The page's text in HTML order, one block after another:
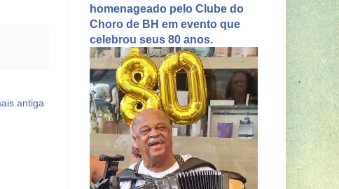
antiga
homenageado pelo Clube do
Choro de BH em evento que
celebrou seus 80 anos.